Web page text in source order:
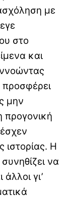
με
στο
και
μην
προγονική
ιστορίας. Η
να
γι’